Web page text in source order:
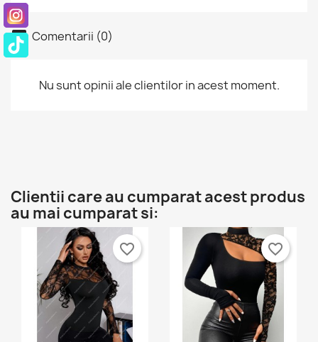
add_circle_outline
Comentarii (0)
Nu sunt opinii ale clientilor in acest moment.
Clientii care au cumparat acest produs
au mai cumparat si:
favorite_border favorite_border